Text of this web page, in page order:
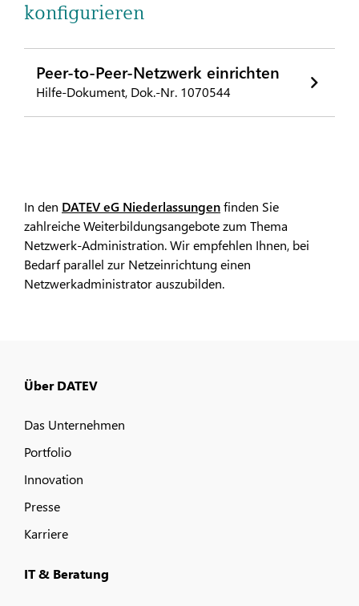
konfigurieren
Peer-to-Peer-Netzwerk einrichten
Hilfe-Dokument, Dok.-Nr. 1070544
In den DATEV eG Niederlassungenfinden Sie
zahlreiche Weiterbildungsangebote zum Thema
Netzwerk-Administration. Wir empfehlen Ihnen, bei
Bedarf parallel zur Netzeinrichtung einen
Netzwerkadministrator auszubilden.
Über DATEV
Das Unternehmen
Portfolio
Innovation
Presse
Karriere
IT & Beratung